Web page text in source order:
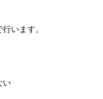
います。
い